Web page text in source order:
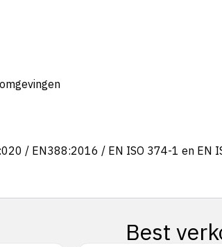
/ EN388:2016 / EN ISO 374-1 en EN
Best